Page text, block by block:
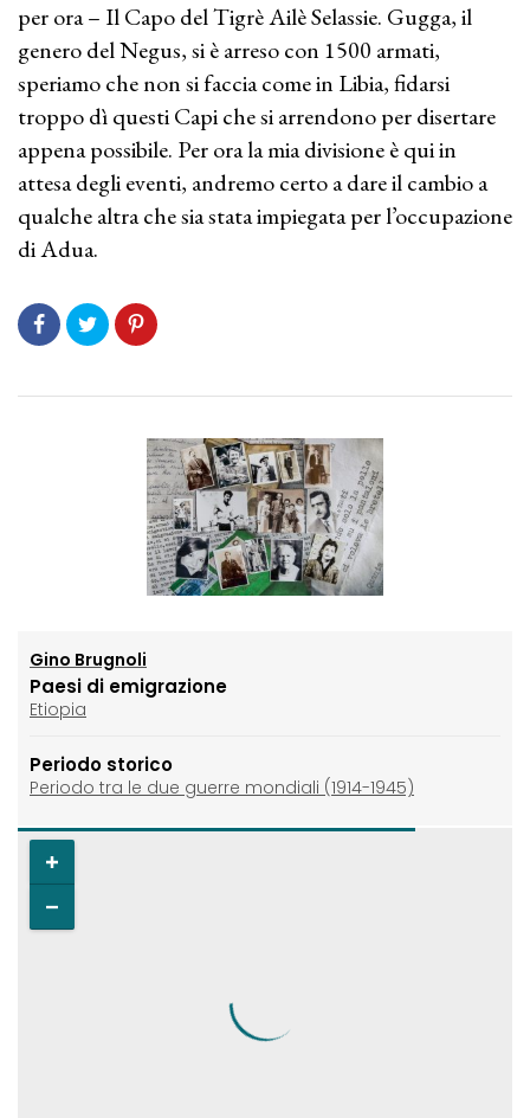
per ora – Il Capo del Tigrè Ailè Selassie. Gugga, il
genero del Negus, si è arreso con 1500 armati,
speriamo che non si faccia come in Libia, fidarsi
troppo dì questi Capi che si arrendono per disertare
appena possibile. Per ora la mia divisione è qui in
attesa degli eventi, andremo certo a dare il cambio a
qualche altra che sia stata impiegata per l’occupazione
di Adua.
Gino Brugnoli
Paesi di emigrazione
Etiopia
Periodo storico
Periodo tra le due guerre mondiali (1914-1945)